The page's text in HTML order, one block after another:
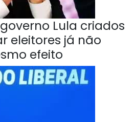
Lula criados
eleitores já não
efeito